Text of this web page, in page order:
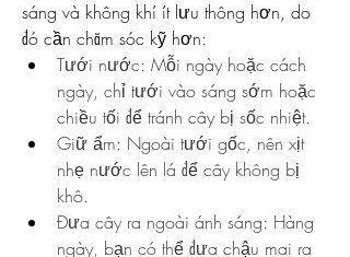
sáng và không khí ít lưu thông hơn, do
đó cần chăm sóc kỹ hơn:
Tưới nước: Mỗi ngày hoặc cách
ngày, chỉ tưới vào sáng sớm hoặc
chiều tối để tránh cây bị sốc nhiệt.
Giữ ẩm: Ngoài tưới gốc, nên xịt
nhẹ nước lên lá để cây không bị
khô.
Đưa cây ra ngoài ánh sáng: Hàng
ngày, bạn có thể đưa chậu mai ra